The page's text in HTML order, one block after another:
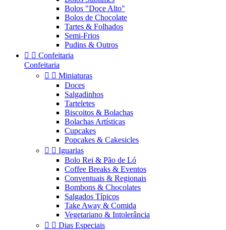
Bolos "Doce Alto"
Bolos de Chocolate
Tartes & Folhados
Semi-Frios
Pudins & Outros
  Confeitaria
Confeitaria
  Miniaturas
Doces
Salgadinhos
Tarteletes
Biscoitos & Bolachas
Bolachas Artísticas
Cupcakes
Popcakes & Cakesicles
  Iguarias
Bolo Rei & Pão de Ló
Coffee Breaks & Eventos
Conventuais & Regionais
Bombons & Chocolates
Salgados Típicos
Take Away & Comida
Vegetariano & Intolerância
  Dias Especiais